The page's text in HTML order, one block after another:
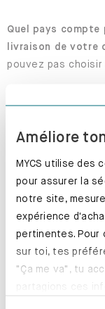
Améliore
MYCS utilise des
pour assurer la
notre site,
expérience
pertinentes. Pour
sur toi, tes
"Ça me va", tu
Quel pays compte
livraison de votre
pouvez pas choisir
livraison, les frais
supplémentaires
retournés sont
Comment
livraison remporte
e-mail dans un